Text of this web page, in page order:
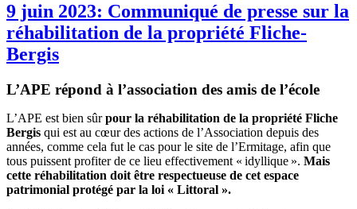
9 juin 2023: Communiqué de presse sur la
réhabilitation de la propriété Fliche-
Bergis
L’APE répond à l’association des amis de l’école
L’APE est bien sûrpour la réhabilitation de la propriété Fliche
Bergis qui est au cœur des actions de l’Association depuis des
années, comme cela fut le cas pour le site de l’Ermitage, afin que
tous puissent profiter de ce lieu effectivement « idyllique ». Mais
cette réhabilitation doit être respectueuse de cet espace
patrimonial protégé par la loi « Littoral ».